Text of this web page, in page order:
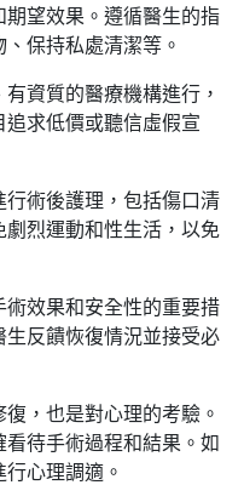
望效果。遵循醫生的指
保持私處清潔等。
資質的醫療機構進行，
求低價或聽信虛假宣
術後護理，包括傷口清
烈運動和性生活，以免
效果和安全性的重要措
反饋恢復情況並接受必
，也是對心理的考驗。
待手術過程和結果。如
心理調適。